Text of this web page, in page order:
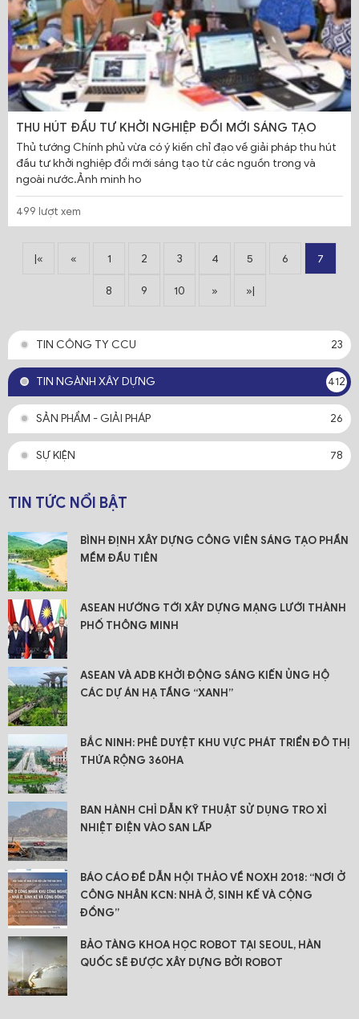
TIN CÔNG TY CCU 23
TIN NGÀNH XÂY DỰNG 412
SẢN PHẨM - GIẢI PHÁP 26
SỰ KIỆN 78
TIN TỨC NỔI BẬT
BÌNH ĐỊNH XÂY DỰNG CÔNG VIÊN SÁNG TẠO PHẦN
MỀM ĐẦU TIÊN
ASEAN HƯỚNG TỚI XÂY DỰNG MẠNG LƯỚI THÀNH
PHỐ THÔNG MINH
ASEAN VÀ ADB KHỞI ĐỘNG SÁNG KIẾN ỦNG HỘ
CÁC DỰ ÁN HẠ TẦNG “XANH”
BẮC NINH: PHÊ DUYỆT KHU VỰC PHÁT TRIỂN ĐÔ THỊ
THỨA RỘNG 360HA
BAN HÀNH CHỈ DẪN KỸ THUẬT SỬ DỤNG TRO XỈ
NHIỆT ĐIỆN VÀO SAN LẤP
BÁO CÁO ĐỀ DẪN HỘI THẢO VỀ NOXH 2018: “NƠI Ở
CÔNG NHÂN KCN: NHÀ Ở, SINH KẾ VÀ CỘNG
ĐỒNG”
BẢO TÀNG KHOA HỌC ROBOT TẠI SEOUL, HÀN
QUỐC SẼ ĐƯỢC XÂY DỰNG BỞI ROBOT
THU HÚT ĐẦU TƯ KHỞI NGHIỆP ĐỔI MỚI SÁNG TẠO
Thủ tướng Chính phủ vừa có ý kiến chỉ đạo về giải pháp thu hút
đầu tư khởi nghiệp đổi mới sáng tạo từ các nguồn trong và
ngoài nước.Ảnh minh ho
499 lượt xem
|« « 1 2 3 4 5 6 7
8 9 10 » »|